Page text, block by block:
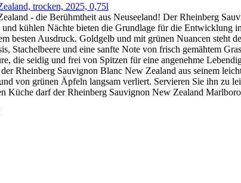
trocken, 2025, 0,75l
- die Berühmtheit aus Neuseeland! Der Rheinberg
kühlen Nächte bieten die Grundlage für die Entwicklung
besten Ausdruck. Goldgelb und mit grünen Nuancen
Stachelbeere und eine sanfte Note von frisch gemähtem
die seidig und frei von Spitzen für eine angenehme
Rheinberg Sauvignon Blanc New Zealand aus seinem
von grünen Äpfeln langsam verliert. Servieren Sie ihn
Küche darf der Rheinberg Sauvignon New Zealand